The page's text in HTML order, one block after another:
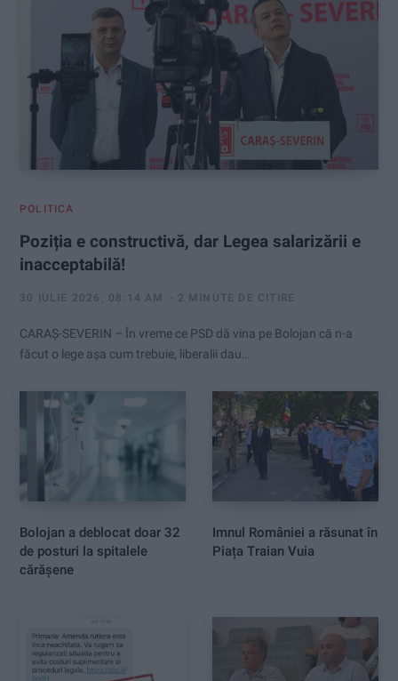
:
POLITICA
Poziția e constructivă, dar Legea salarizării e
inacceptabilă!
30 IULIE 2026, 08:14 AM 2 MINUTE DE CITIRE
CARAȘ-SEVERIN – În vreme ce PSD dă vina pe Bolojan că n-a
făcut o lege așa cum trebuie, liberalii dau…
Bolojan a deblocat doar 32
de posturi la spitalele
cărășene
Imnul României a răsunat în
Piața Traian Vuia